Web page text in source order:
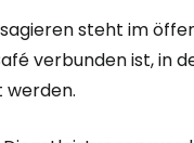
steht im
verbunden ist, in